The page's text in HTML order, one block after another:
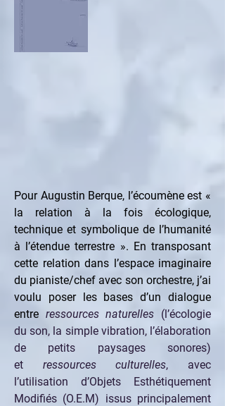
Pour Augustin Berque, l’écoumène est «
la relation à la fois écologique,
technique et symbolique de l’humanité
à l’étendue terrestre ». En transposant
cette relation dans l’espace imaginaire
du pianiste/chef avec son orchestre, j’ai
voulu poser les bases d’un dialogue
entre ressources naturelles (l’écologie
du son, la simple vibration, l’élaboration
de petits paysages sonores)
et ressources culturelles, avec
l’utilisation d’Objets Esthétiquement
Modifiés (O.E.M) issus principalement